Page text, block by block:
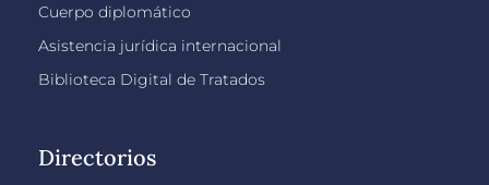
Cuerpo diplomático
Asistencia jurídica internacional
Biblioteca Digital de Tratados
Directorios